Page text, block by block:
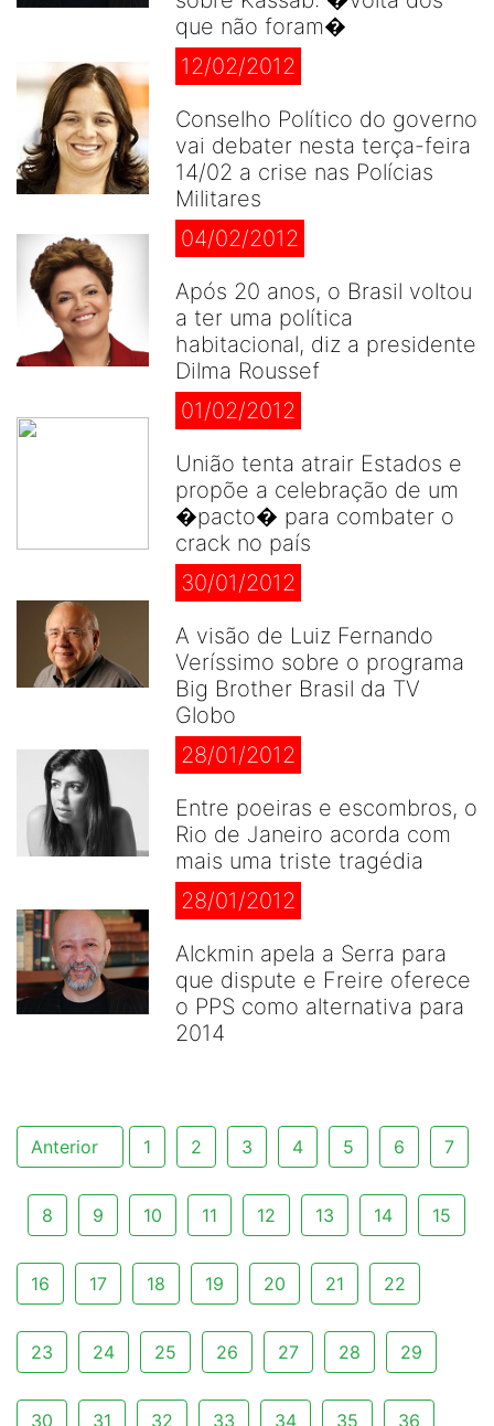
que não foram�
12/02/2012
Conselho Político do governo
vai debater nesta terça-feira
14/02 a crise nas Polícias
Militares
04/02/2012
Após 20 anos, o Brasil voltou
a ter uma política
habitacional, diz a presidente
Dilma Roussef
01/02/2012
União tenta atrair Estados e
propõe a celebração de um
�pacto� para combater o
crack no país
30/01/2012
A visão de Luiz Fernando
Veríssimo sobre o programa
Big Brother Brasil da TV
Globo
28/01/2012
Entre poeiras e escombros, o
Rio de Janeiro acorda com
mais uma triste tragédia
28/01/2012
Alckmin apela a Serra para
que dispute e Freire oferece
o PPS como alternativa para
2014
Anterior 1 2 3 4 5 6 7
8 9 10 11 12 13 14 15
16 17 18 19 20 21 22
23 24 25 26 27 28 29
30 31 32 33 34 35 36